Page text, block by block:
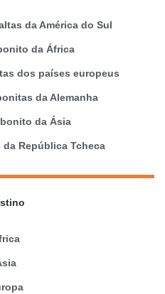
da América do Sul
da África
dos países europeus
da Alemanha
da Ásia
República Tcheca